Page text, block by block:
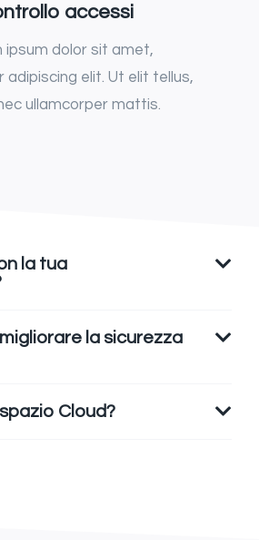
accessi
ipsum dolor sit amet,
elit. Ut elit tellus,
ullamcorper mattis.
la tua
la sicurezza
Cloud?